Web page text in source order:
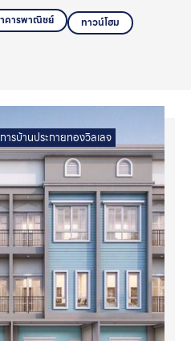
คารพาณิชย์
ทาวน์โฮม
ารบ้านประกายทองวิลเลจ